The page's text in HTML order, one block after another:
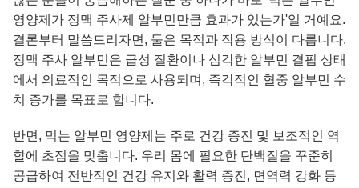
영양제가 정맥 주사제 알부민만큼 효과가 있는가'일 거예요.
결론부터 말씀드리자면, 둘은 목적과 작용 방식이 다릅니다.
정맥 주사 알부민은 급성 질환이나 심각한 알부민 결핍 상태
에서 의료적인 목적으로 사용되며, 즉각적인 혈중 알부민 수
치 증가를 목표로 합니다.
반면, 먹는 알부민 영양제는 주로 건강 증진 및 보조적인 역
할에 초점을 맞춥니다. 우리 몸에 필요한 단백질을 꾸준히
공급하여 전반적인 건강 유지와 활력 증진, 면역력 강화 등